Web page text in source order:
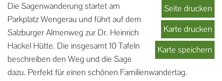
Seite drucken
Karte drucken
Karte speichern
Die Sagenwanderung startet am
Parkplatz Wengerau und führt auf dem
Salzburger Almenweg zur Dr. Heinrich
Hackel Hütte. Die insgesamt 10 Tafeln
beschreiben den Weg und die Sage
dazu. Perfekt für einen schönen Familienwandertag.